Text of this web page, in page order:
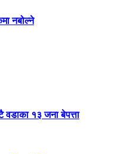
नबोल्ने
वडाका १३ जना बेपत्ता